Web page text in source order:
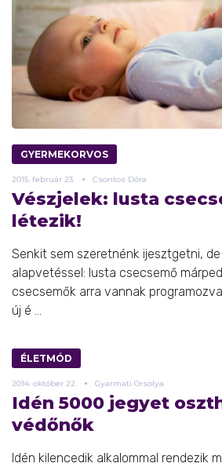
GYERMEKORVOS
2015. február 23. Csontos Dóra
Vészjelek: lusta
létezik!
Senkit sem szeretnénk ijesztgetni,
alapvetéssel: lusta csecsemő
csecsemők arra vannak
új é ...
ÉLETMÓD
2014. október 22. Gyarmati Orsolya
Idén 5000 jegyet
védőnők
Idén kilencedik alkalommal rendezik